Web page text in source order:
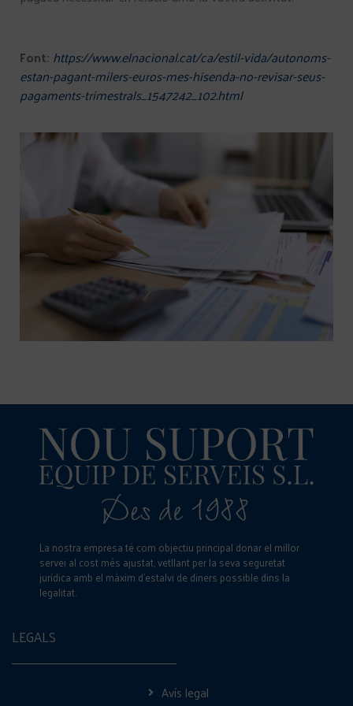
Font: https://www.elnacional.cat/ca/estil-vida/autonoms-
estan-pagant-milers-euros-mes-hisenda-no-revisar-seus-
pagaments-trimestrals_1547242_102.html
La nostra empresa té com objectiu principal donar el millor
servei al cost més ajustat, vetllant per la seva seguretat
jurídica amb el màxim d’estalvi de diners possible dins la
legalitat.
LEGALS
Avís legal